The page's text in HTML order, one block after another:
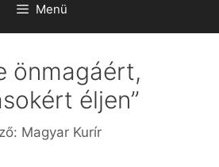
Menü
önmagáért,
éljen”
Magyar Kurír